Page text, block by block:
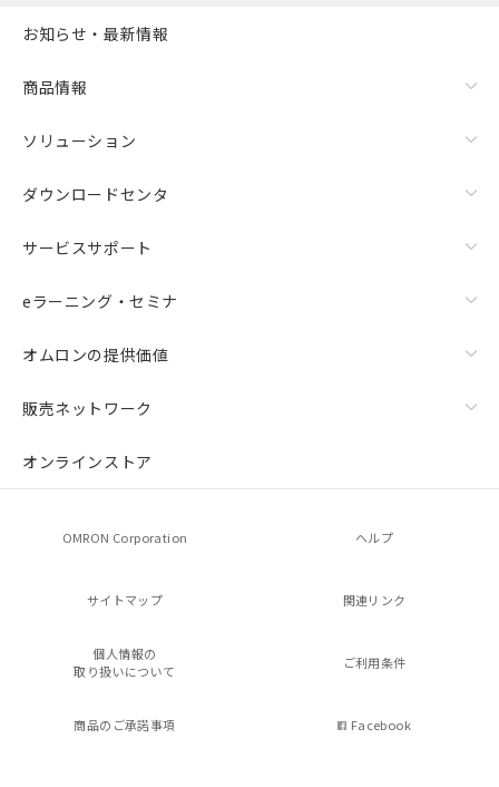
お知らせ・最新情報
商品情報
ソリューション
ダウンロードセンタ
サービスサポート
eラーニング・セミナ
オムロンの提供価値
販売ネットワーク
オンラインストア
OMRON Corporation ヘルプ
サイトマップ 関連リンク
個人情報の
取り扱いについて
ご利用条件
商品のご承諾事項 Facebook